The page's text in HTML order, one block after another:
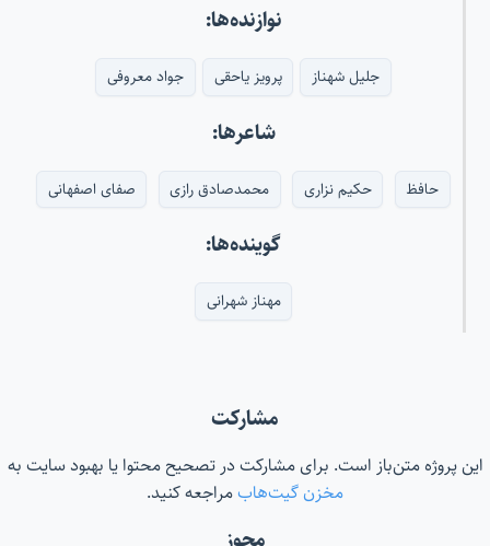
نوازنده‌ها:
جلیل شهناز پرویز یاحقی جواد معروفی
شاعرها:
حافظ حکیم نزاری محمدصادق رازی صفای اصفهانی
گوینده‌ها:
مهناز شهرانی
مشارکت
این پروژه متن‌باز است. برای مشارکت در تصحیح محتوا یا بهبود سایت به
مخزن گیت‌هابمراجعه کنید.